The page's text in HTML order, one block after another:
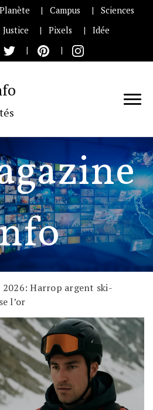
Planète Campus
Sciences
Justice Pixels Idée
2026: Harrop argent ski-
l’or